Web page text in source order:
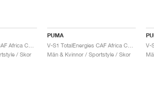
V-S1 TotalEnergies CAF Africa Cup of Nations "Red & Wild Green"
/ Skor
PUMA
V-S1 TotalEnergies CAF Africa Cup of Nations "White & Red"
Män & Kvinnor / Sportstyle / Skor